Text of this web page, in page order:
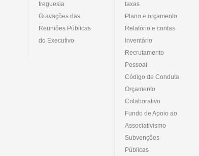
freguesia
Gravações das
Reuniões Públicas
do Executivo
taxas
Plano e orçamento
Relatório e contas
Inventário
Recrutamento
Pessoal
Código de Conduta
Orçamento
Colaborativo
Fundo de Apoio ao
Associativismo
Subvenções
Públicas